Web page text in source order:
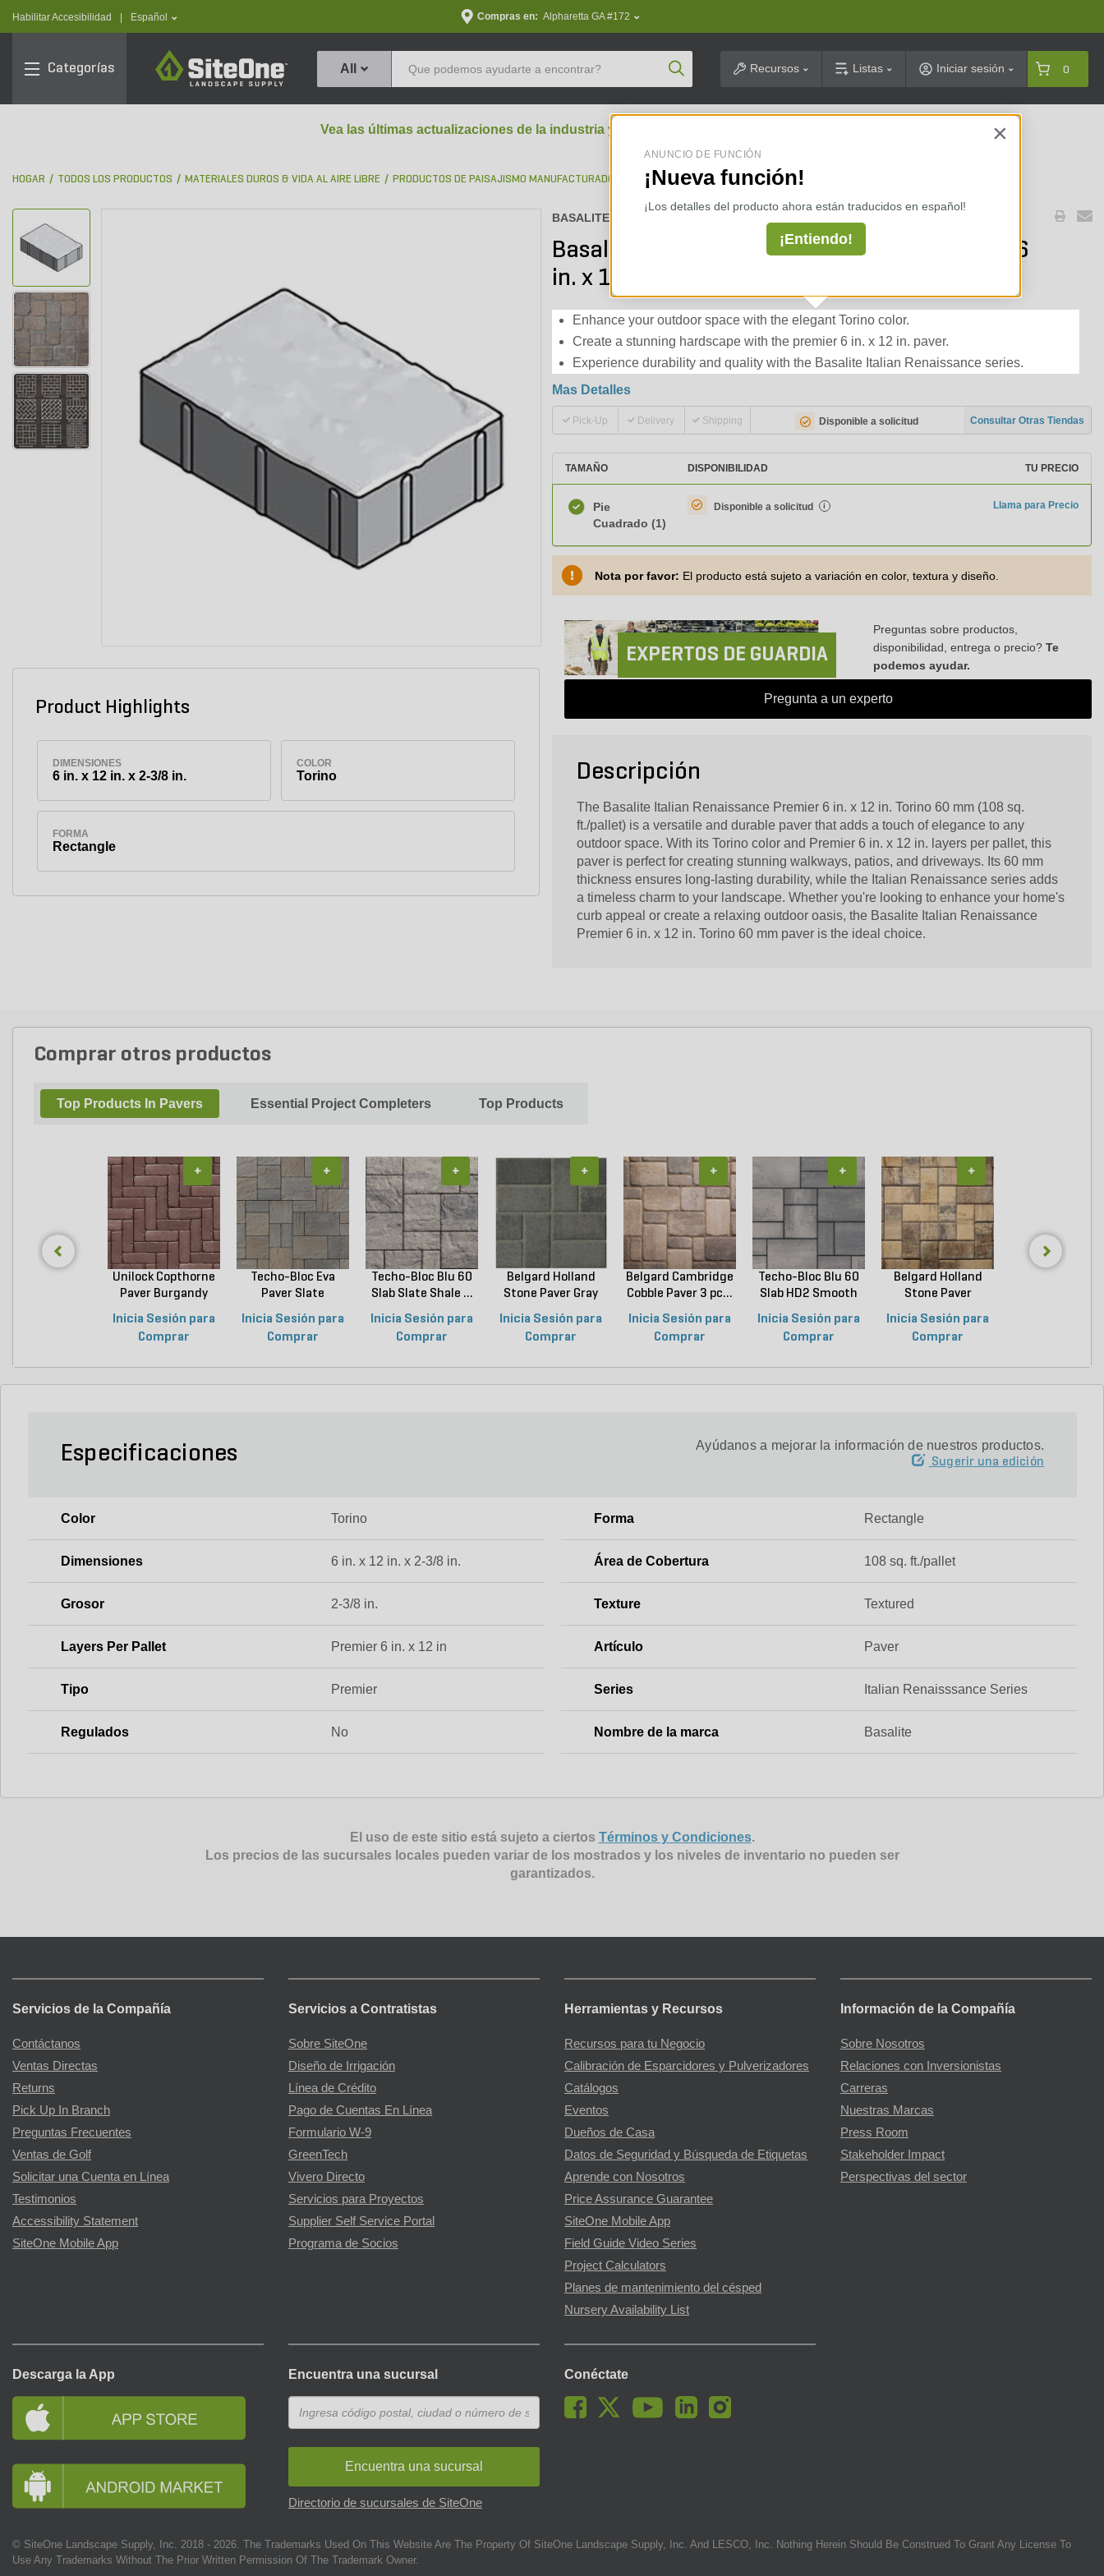
Habilitar Accesibilidad text.language
Español Compras en: Alpharetta GA #172
Categorías
SiteOne
All Product SearchRecursos Listas Iniciar sesión 0
Vea las últimas actualizaciones de la industria y perspectivas arancelarias ⇢
HOGAR TODOS LOS PRODUCTOS MATERIALES DUROS & VIDA AL AIRE LIBRE PRODUCTOS DE PAISAJISMO MANUFACTURADOS ADOQUINES
Product Highlights
DIMENSIONES
6 in. x 12 in. x 2-3/8 in.
COLOR
Torino
FORMA
Rectangle
BASALITE :
Basalite Italian Renaisssance Premier Torino 6
in. x 12 in. 60 mm (108 sq. ft./pallet)
Enhance your outdoor space with the elegant Torino color.
Create a stunning hardscape with the premier 6 in. x 12 in. paver.
Experience durability and quality with the Basalite Italian Renaissance series.
Mas Detalles
Pick-Up Delivery Shipping Disponible a solicitud Consultar Otras Tiendas
TAMAÑO DISPONIBILIDAD TU PRECIO
Pie
Cuadrado (1)
Disponible a solicitud i Llama para Precio
Nota por favor: El producto está sujeto a variación en color, textura y diseño.
EXPERTOS DE GUARDIA
Preguntas sobre productos,
disponibilidad, entrega o precio? Te
podemos ayudar.
Pregunta a un experto
Descripción
The Basalite Italian Renaissance Premier 6 in. x 12 in. Torino 60 mm (108 sq.
ft./pallet) is a versatile and durable paver that adds a touch of elegance to any
outdoor space. With its Torino color and Premier 6 in. x 12 in. layers per pallet, this
paver is perfect for creating stunning walkways, patios, and driveways. Its 60 mm
thickness ensures long-lasting durability, while the Italian Renaissance series adds
a timeless charm to your landscape. Whether you're looking to enhance your home's
curb appeal or create a relaxing outdoor oasis, the Basalite Italian Renaissance
Premier 6 in. x 12 in. Torino 60 mm paver is the ideal choice.
Comprar otros productos
Top Products In Pavers Essential Project Completers Top Products
Unilock Copthorne
Paver Burgandy
Inicia Sesión para
Comprar
+
Techo-Bloc Eva
Paver Slate
Inicia Sesión para
Comprar
+
Techo-Bloc Blu 60
Slab Slate Shale ...
Inicia Sesión para
Comprar
+
Belgard Holland
Stone Paver Gray
Inicia Sesión para
Comprar
+
Belgard Cambridge
Cobble Paver 3 pc...
Inicia Sesión para
Comprar
+
Techo-Bloc Blu 60
Slab HD2 Smooth
Inicia Sesión para
Comprar
+
Belgard Holland
Stone Paver
Inicia Sesión para
Comprar
+
Especificaciones Ayúdanos a mejorar la información de nuestros productos.
Sugerir una edición
Color Torino Forma Rectangle
Dimensiones 6 in. x 12 in. x 2-3/8 in. Área de Cobertura 108 sq. ft./pallet
Grosor 2-3/8 in. Texture Textured
Layers Per Pallet Premier 6 in. x 12 in Artículo Paver
Tipo Premier Series Italian Renaisssance Series
Regulados No Nombre de la marca Basalite
El uso de este sitio está sujeto a ciertos Términos y Condiciones.
Los precios de las sucursales locales pueden variar de los mostrados y los niveles de inventario no pueden ser
garantizados.
Servicios de la Compañía
Contáctanos
Ventas Directas
Returns
Pick Up In Branch
Preguntas Frecuentes
Ventas de Golf
Solicitar una Cuenta en Línea
Testimonios
Accessibility Statement
SiteOne Mobile App
Servicios a Contratistas
Sobre SiteOne
Diseño de Irrigación
Línea de Crédito
Pago de Cuentas En Línea
Formulario W-9
GreenTech
Vivero Directo
Servicios para Proyectos
Supplier Self Service Portal
Programa de Socios
Herramientas y Recursos
Recursos para tu Negocio
Calibración de Esparcidores y Pulverizadores
Catálogos
Eventos
Dueños de Casa
Datos de Seguridad y Búsqueda de Etiquetas
Aprende con Nosotros
Price Assurance Guarantee
SiteOne Mobile App
Field Guide Video Series
Project Calculators
Planes de mantenimiento del césped
Nursery Availability List
Información de la Compañía
Sobre Nosotros
Relaciones con Inversionistas
Carreras
Nuestras Marcas
Press Room
Stakeholder Impact
Perspectivas del sector
Descarga la App Encuentra una sucursal
Encuentra una sucursal
Directorio de sucursales de SiteOne
Conéctate
© SiteOne Landscape Supply, Inc. 2018 - 2026 . The Trademarks Used On This Website Are The Property Of SiteOne Landscape Supply, Inc. And LESCO, Inc. Nothing Herein Should Be Construed To Grant Any License To
Use Any Trademarks Without The Prior Written Permission Of The Trademark Owner.
×
ANUNCIO DE FUNCIÓN
¡Nueva función!
¡Los detalles del producto ahora están traducidos en español!
¡Entiendo!